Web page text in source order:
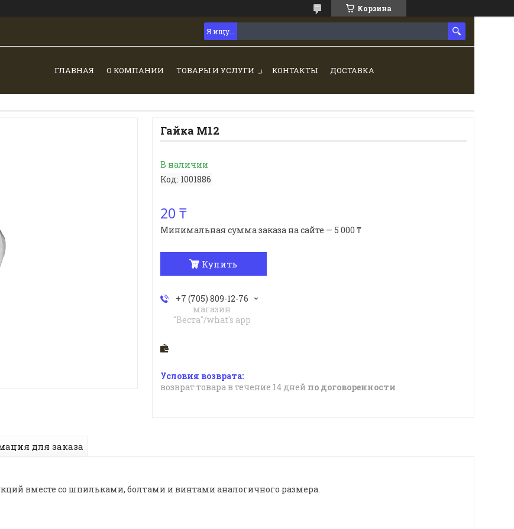
Корзина
ГЛАВНАЯ О КОМПАНИИ ТОВАРЫ И УСЛУГИ КОНТАКТЫ ДОСТАВКА
Гайка М12
В наличии
Код: 1001886
20 ₸
Минимальная сумма заказа на сайте — 5 000 ₸
Купить
+7 (705) 809-12-76
магазин
"Веста"/what's app
возврат товара в течение 14 дней по договоренности
для заказа
вместе со шпильками, болтами и винтами аналогичного размера.